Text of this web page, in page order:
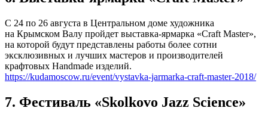
С 24 по 26 августа в Центральном доме художника
на Крымском Валу пройдет выставка-ярмарка «Craft Master»,
на которой будут представлены работы более сотни
эксклюзивных и лучших мастеров и производителей
крафтовых Handmade изделий.
https://kudamoscow.ru/event/vystavka-jarmarka-craft-master-2018/
7. Фестиваль «Skolkovo Jazz Science»